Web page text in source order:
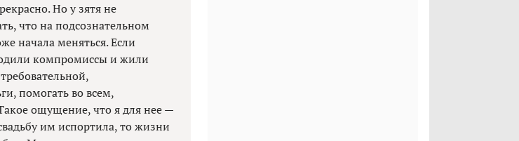
Но у зятя не
что на подсознательном
начала меняться. Если
компромиссы и жили
помогать во всем,
ощущение, что я для нее —
им испортила, то жизни